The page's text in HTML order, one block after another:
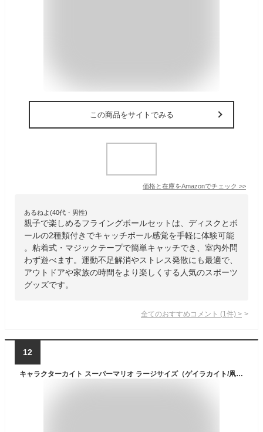
この商品をサイトでみる
価格と在庫をAmazonでチェック >>
あるねよ(40代・男性)
親子で楽しめるフライングボールセットは、ディスクとボ
ールの2種類付きでキャッチボール感覚を手軽に体験可能
。粘着式・マジックテープで簡単キャッチでき、室内外問
わず遊べます。運動不足解消やストレス発散にも最適で、
アウトドアや家族の時間をより楽しくする人気のスポーツ
グッズです。
全てのおすすめコメント (1 件) >
12
キャラクターカイト スーパーマリオ ラージサイズ（ゲイラカイト/凧/日本製/お正月/キャンプ/レジャー/オンダ）155385